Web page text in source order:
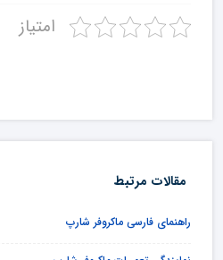
امتیاز
مقالات مرتبط
راهنمای فارسی ماکروفر شارپ